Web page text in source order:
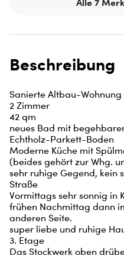
Beschreibung
Sanierte Altbau-
2 Zimmer
42 qm
neues Bad mit
Echtholz-Parkett-Boden
Moderne Küche mit
(beides gehört zur Whg.
sehr ruhige Gegend, kein
Straße
Vormittags sehr sonnig in
frühen Nachmittag dann
anderen Seite.
super liebe und ruhige
3. Etage
Das Stockwerk oben